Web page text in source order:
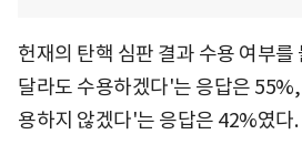
헌재의 탄핵 심판 결과 수용 여부
달라도 수용하겠다'는 응답은
용하지 않겠다'는 응답은 42%였다.